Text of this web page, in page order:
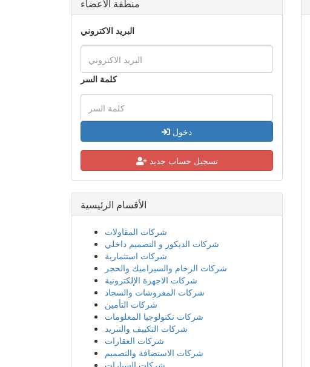
منطقة الأعضاء
البريد الاكتروني
كلمة السر
دخول
تسجيل حساب جديد
الأقسام الرئيسية
شركات المقاولات
شركات الديكور و التصميم داخلي
شركات استثمارية
شركات الرخام والسيراميك والحجر
شركات الاجهزة الإلكترونية
شركات المفروشات والسجاد
شركات التأمين
شركات تكنولوجيا المعلومات
شركات التكييف والتبريد
شركات العقارات
شركات الاستضافة والتصميم
شركات السيارات